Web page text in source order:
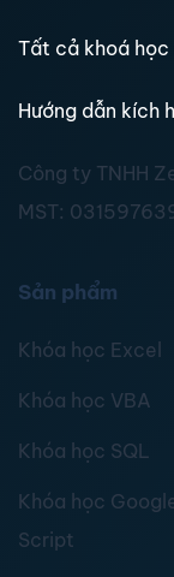
Tất cả khoá học
Hướng dẫn kích
Công ty TNHH
MST:
Sản phẩm
Khóa học Excel
Khóa học VBA
Khóa học SQL
Khóa học
Script